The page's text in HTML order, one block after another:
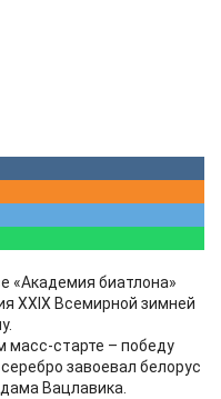
«Академия биатлона»
XXIX Всемирной зимней
масс-старте – победу
завоевал белорус
Вацлавика.